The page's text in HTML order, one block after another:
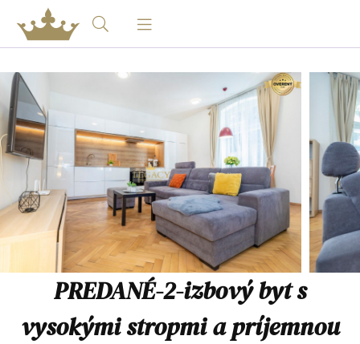
PREDANÉ-2-izbový byt s
vysokými stropmi a príjemnou